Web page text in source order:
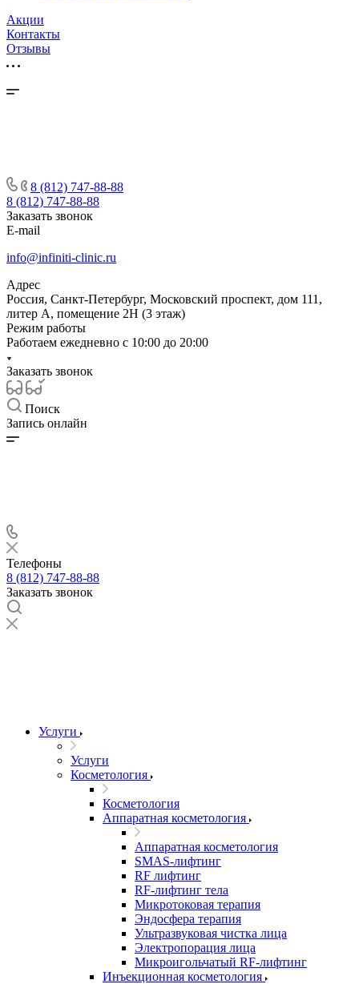
Акции
Контакты
Отзывы
8 (812) 747-88-88
8 (812) 747-88-88
Заказать звонок
E-mail
info@infiniti-clinic.ru
Адрес
Россия, Санкт-Петербург, Московский проспект, дом 111,
литер А, помещение 2Н (3 этаж)
Режим работы
Работаем ежедневно с 10:00 до 20:00
Заказать звонок
Поиск
Запись онлайн
Телефоны
8 (812) 747-88-88
Заказать звонок
Услуги
Услуги
Косметология
Косметология
Аппаратная косметология
Аппаратная косметология
SMAS-лифтинг
RF лифтинг
RF-лифтинг тела
Микротоковая терапия
Эндосфера терапия
Ультразвуковая чистка лица
Электропорация лица
Микроигольчатый RF-лифтинг
Инъекционная косметология